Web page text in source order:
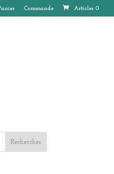
Commande Articles 0